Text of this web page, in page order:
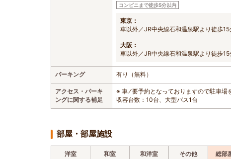
コンビニまで徒歩5分以内
東京：
車以外／JR中央線石和温泉駅より徒歩15
大阪：
車以外／JR中央線石和温泉駅より徒歩15
パーキング 有り（無料）
アクセス・パーキ
ングに関する補足
※ 車 ⁄ 要予約となっておりますので駐車場
収容台数：10台、大型バス1台
部屋・部屋施設
洋室 和室 和洋室 その他 総部